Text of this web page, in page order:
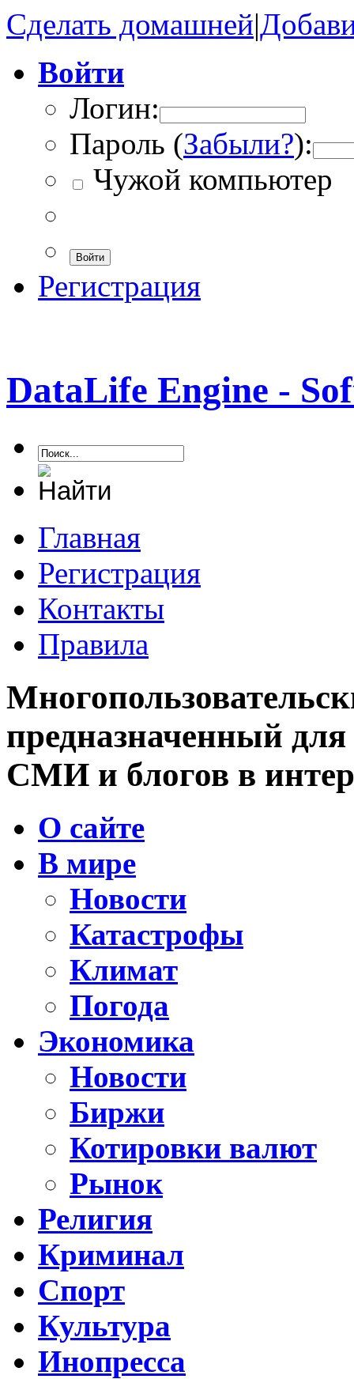
Сделать домашней|
Войти
Логин:
Пароль (Забыли?):
Чужой компьютер
Войти
Регистрация
DataLife Engine -
Главная
Регистрация
Контакты
Правила
предназначенный
СМИ и блогов в
О сайте
В мире
Новости
Катастрофы
Климат
Погода
Экономика
Новости
Биржи
Котировки валют
Рынок
Религия
Криминал
Спорт
Культура
Инопресса